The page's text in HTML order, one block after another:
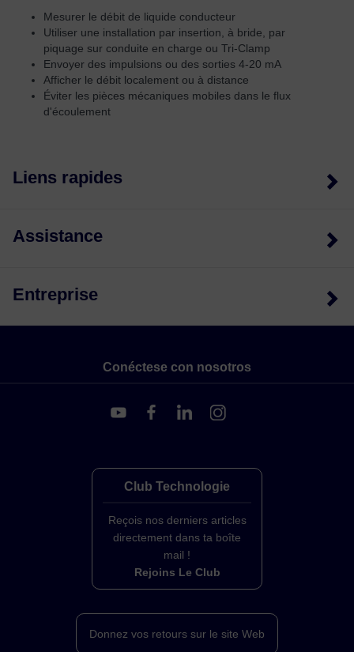
Mesurer le débit de liquide conducteur
Utiliser une installation par insertion, à bride, par
piquage sur conduite en charge ou Tri-Clamp
Envoyer des impulsions ou des sorties 4-20 mA
Afficher le débit localement ou à distance
Éviter les pièces mécaniques mobiles dans le flux
d'écoulement
Liens rapides
Assistance
Entreprise
Conéctese con nosotros
Club Technologie
Reçois nos derniers articles
directement dans ta boîte
mail !
Rejoins Le Club
Donnez vos retours sur le site Web